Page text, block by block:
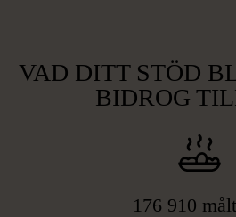
VAD DITT STÖD
BIDROG
176 910